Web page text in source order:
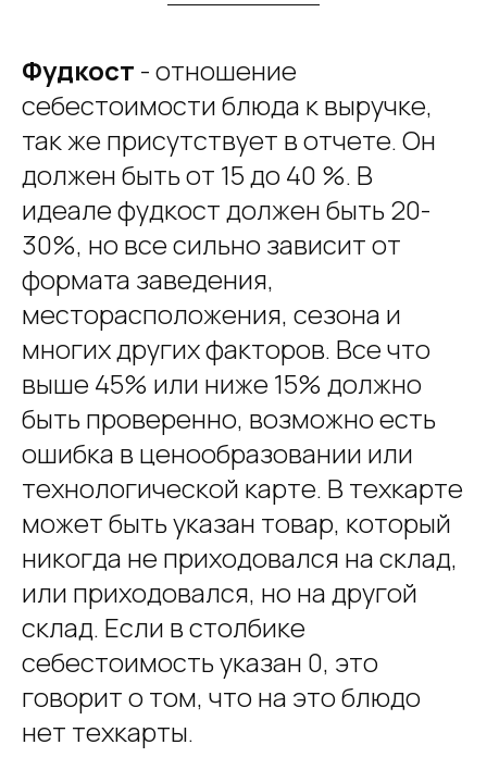
Фудкост - отношение
себестоимости блюда к выручке,
так же присутствует в отчете. Он
должен быть от 15 до 40 %. В
идеале фудкост должен быть 20-
30%, но все сильно зависит от
формата заведения,
месторасположения, сезона и
многих других факторов. Все что
выше 45% или ниже 15% должно
быть проверенно, возможно есть
ошибка в ценообразовании или
технологической карте. В техкарте
может быть указан товар, который
никогда не приходовался на склад,
или приходовался, но на другой
склад. Если в столбике
себестоимость указан 0, это
говорит о том, что на это блюдо
нет техкарты.